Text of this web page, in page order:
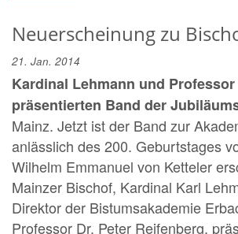
Neuerscheinung zu
21. Jan. 2014
Kardinal Lehmann und
präsentierten Band der
Mainz. Jetzt ist der Band zur
anlässlich des 200. Geburtstages
Wilhelm Emmanuel von Ketteler
Mainzer Bischof, Kardinal Karl
Direktor der Bistumsakademie
Professor Dr. Peter Reifenberg,